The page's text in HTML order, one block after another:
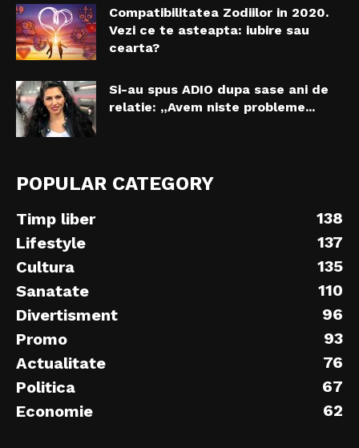
Compatibilitatea Zodiilor in 2020.
Vezi ce te asteapta: iubire sau
cearta?
Si-au spus ADIO dupa sase ani de
relatie: „Avem niste probleme...
POPULAR CATEGORY
Timp liber
138
Lifestyle
137
Cultura
135
Sanatate
110
Divertisment
96
Promo
93
Actualitate
76
Politica
67
Economie
62